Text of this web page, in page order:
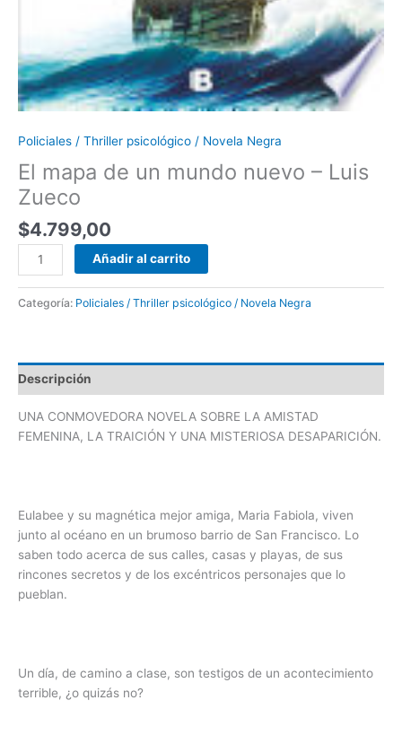
Policiales / Thriller psicológico / Novela Negra
El mapa de un mundo nuevo – Luis
Zueco
$4.799,00
Añadir al carrito
Categoría: Policiales / Thriller psicológico / Novela Negra
Descripción
UNA CONMOVEDORA NOVELA SOBRE LA AMISTAD
FEMENINA, LA TRAICIÓN Y UNA MISTERIOSA DESAPARICIÓN.
Eulabee y su magnética mejor amiga, Maria Fabiola, viven
junto al océano en un brumoso barrio de San Francisco. Lo
saben todo acerca de sus calles, casas y playas, de sus
rincones secretos y de los excéntricos personajes que lo
pueblan.
Un día, de camino a clase, son testigos de un acontecimiento
terrible, ¿o quizás no?